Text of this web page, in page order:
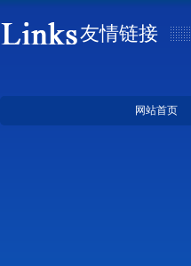
友情链接
网站首页